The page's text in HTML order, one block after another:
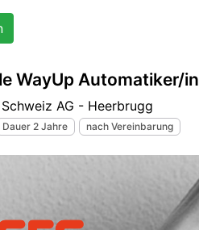
WayUp Automatiker/in
AG - Heerbrugg
Dauer 2 Jahre nach Vereinbarung